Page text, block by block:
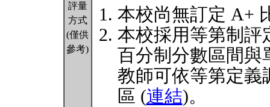
評量
方式
(僅供
參考)
本校尚無訂定 A+
本校採用等第制評
百分制分數區間與
教師可依等第定義
區 (連結)。